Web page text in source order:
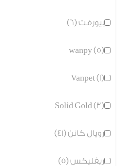
بيورفت (6)
wanpy (5)
Vanpet (1)
Solid Gold (3)
رويال كانن (41)
ريفليكس (5)